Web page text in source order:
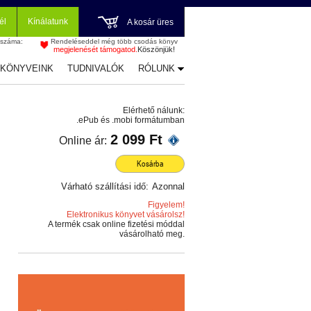
Kínálatunk A kosár üres
Rendeléseddel még több csodás könyv
megjelenését támogatod. Köszönjük!
TUDNIVALÓK RÓLUNK
Elérhető nálunk:
.ePub és .mobi formátumban
Online ár: 2 099 Ft
Kosárba
Várható szállítási idő: Azonnal
Figyelem!
Elektronikus könyvet vásárolsz!
A termék csak online fizetési móddal
vásárolható meg.